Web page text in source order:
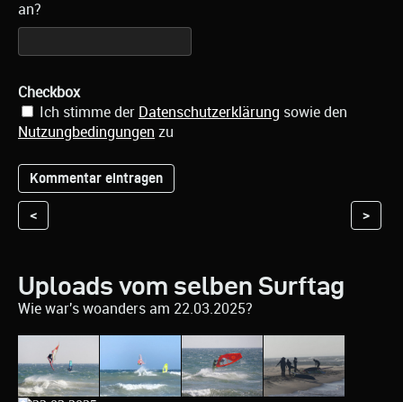
an?
Checkbox
Ich stimme der Datenschutzerklärung sowie den
Nutzungbedingungen zu
< >
Uploads vom selben Surftag
Wie war's woanders am 22.03.2025?